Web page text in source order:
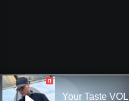
П
Your Taste